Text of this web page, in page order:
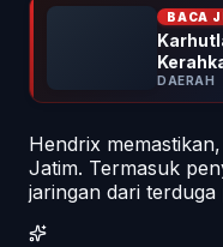
BACA
DAERAH
Hendrix
Jatim. Termasuk
jaringan dari terduga